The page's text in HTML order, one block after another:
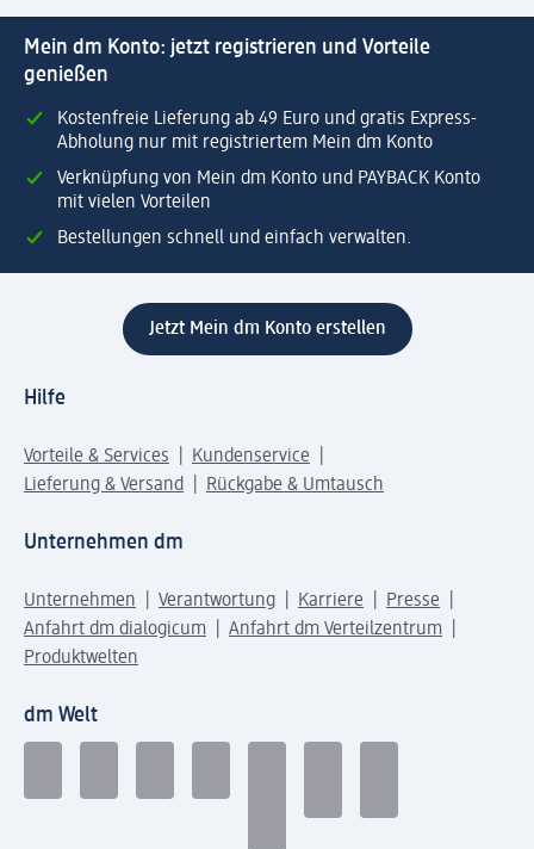
Mein dm Konto: jetzt registrieren und Vorteile
genießen
Kostenfreie Lieferung ab 49 Euro und gratis Express-
Abholung nur mit registriertem Mein dm Konto
Verknüpfung von Mein dm Konto und PAYBACK Konto
mit vielen Vorteilen
Bestellungen schnell und einfach verwalten.
Jetzt Mein dm Konto erstellen
Hilfe
Vorteile & Services
Kundenservice
Lieferung & Versand
Rückgabe & Umtausch
Unternehmen dm
Unternehmen Verantwortung Karriere
Presse
Anfahrt dm dialogicum
Anfahrt dm Verteilzentrum
Produktwelten
dm Welt